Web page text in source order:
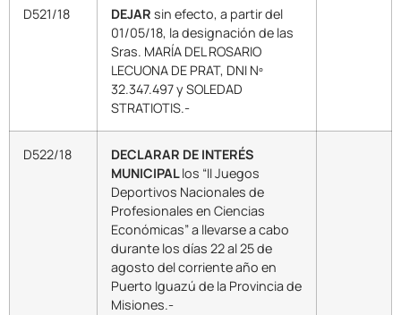
D521/18 DEJAR sin efecto, a partir del
01/05/18, la designación de las
Sras. MARÍA DEL ROSARIO
LECUONA DE PRAT, DNI Nº
32.347.497 y SOLEDAD
STRATIOTIS.-
D522/18
DECLARAR DE INTERÉS
MUNICIPALlos “II Juegos
Deportivos Nacionales de
Profesionales en Ciencias
Económicas” a llevarse a cabo
durante los días 22 al 25 de
agosto del corriente año en
Puerto Iguazú de la Provincia de
Misiones.-